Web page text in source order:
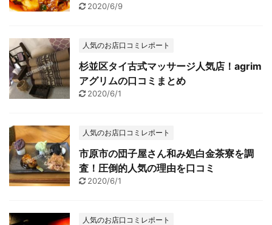
2020/6/9
人気のお店口コミレポート
杉並区タイ古式マッサージ人気店！agrim
アグリムの口コミまとめ
2020/6/1
人気のお店口コミレポート
市原市の団子屋さん和み処白金茶寮を調
査！圧倒的人気の理由を口コミ
2020/6/1
人気のお店口コミレポート